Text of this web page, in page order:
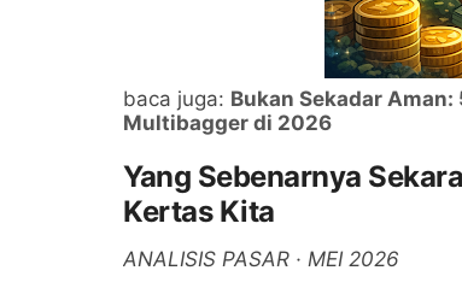
baca juga: Bukan Sekadar
Multibagger di 2026
Yang Sebenarnya
Kertas Kita
ANALISIS PASAR · MEI 2026